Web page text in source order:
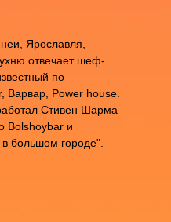
Ярославля,
отвечает шеф-
по
Варвар, Power house.
Стивен Шарма
Bolshoybar и
большом городе".